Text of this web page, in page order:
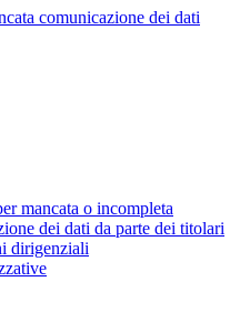
comunicazione dei dati
mancata o incompleta
dei dati da parte dei titolari
dirigenziali